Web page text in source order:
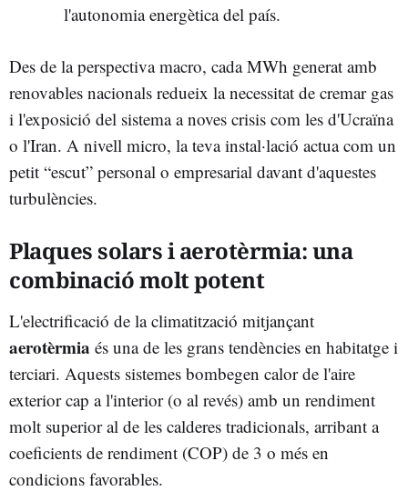
l'autonomia energètica del país.
Des de la perspectiva macro, cada MWh generat amb
renovables nacionals redueix la necessitat de cremar gas
i l'exposició del sistema a noves crisis com les d'Ucraïna
o l'Iran. A nivell micro, la teva instal·lació actua com un
petit “escut” personal o empresarial davant d'aquestes
turbulències.
Plaques solars i aerotèrmia: una
combinació molt potent
L'electrificació de la climatització mitjançant
aerotèrmia és una de les grans tendències en habitatge i
terciari. Aquests sistemes bombegen calor de l'aire
exterior cap a l'interior (o al revés) amb un rendiment
molt superior al de les calderes tradicionals, arribant a
coeficients de rendiment (COP) de 3 o més en
condicions favorables.